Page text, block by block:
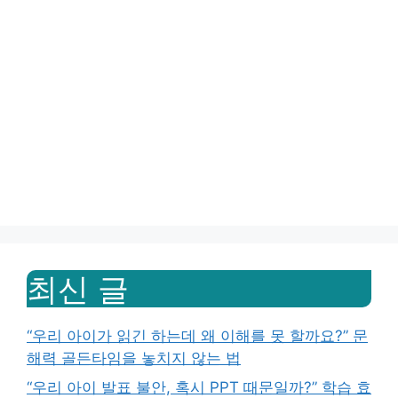
최신 글
“우리 아이가 읽긴 하는데 왜 이해를 못 할까요?” 문
해력 골든타임을 놓치지 않는 법
“우리 아이 발표 불안, 혹시 PPT 때문일까?” 학습 효